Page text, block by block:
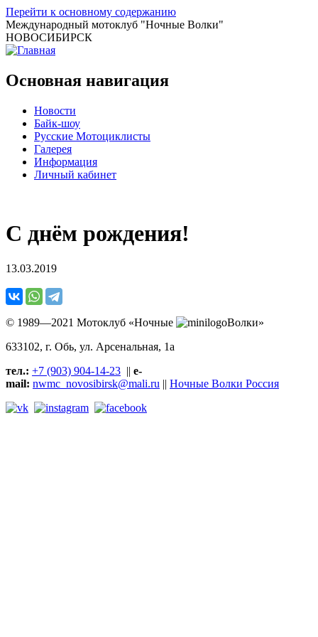
Перейти к основному содержанию
Международный мотоклуб "Ночные Волки"
НОВОСИБИРСК
Основная навигация
Новости
Байк-шоу
Русские Мотоциклисты
Галерея
Информация
Личный кабинет
С днём рождения!
13.03.2019
© 1989—2021 Мотоклуб «Ночные
Волки»
633102, г. Обь, ул. Арсенальная, 1а
тел.: +7 (903) 904-14-23 || e-
mail: nwmc_novosibirsk@mali.ru || Ночные Волки Россия